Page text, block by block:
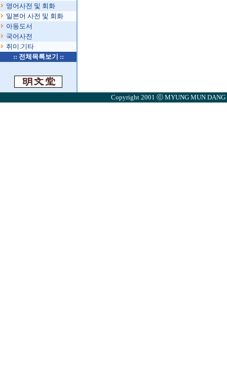
영어사전 및 회화
일본어 사전 및 회화
아동도서
국어사전
취미.기타
:: 전체목록보기 ::
Copyright 2001 ⓒ MYUNG MUN DANG